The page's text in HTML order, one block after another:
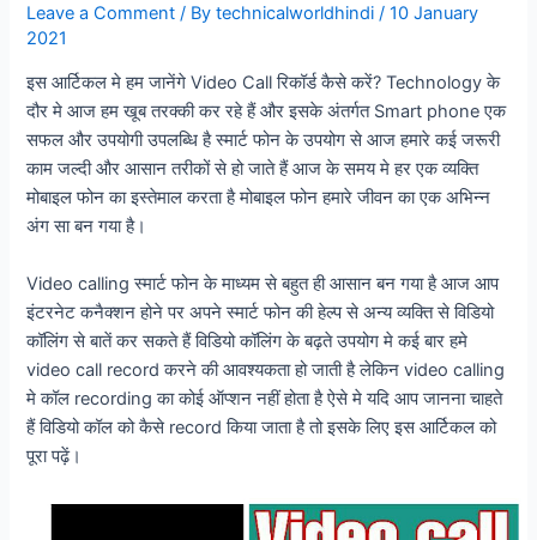
Leave a Comment / Bytechnicalworldhindi/10 January
2021
इस आर्टिकल मे हम जानेंगे Video Call रिकॉर्ड कैसे करें? Technology के
दौर मे आज हम खूब तरक्की कर रहे हैं और इसके अंतर्गत Smart phone एक
सफल और उपयोगी उपलब्धि है स्मार्ट फोन के उपयोग से आज हमारे कई जरूरी
काम जल्दी और आसान तरीकों से हो जाते हैं आज के समय मे हर एक व्यक्ति
मोबाइल फोन का इस्तेमाल करता है मोबाइल फोन हमारे जीवन का एक अभिन्न
अंग सा बन गया है।
Video calling स्मार्ट फोन के माध्यम से बहुत ही आसान बन गया है आज आप
इंटरनेट कनैक्शन होने पर अपने स्मार्ट फोन की हेल्प से अन्य व्यक्ति से विडियो
कॉलिंग से बातें कर सकते हैं विडियो कॉलिंग के बढ़ते उपयोग मे कई बार हमे
video call record करने की आवश्यकता हो जाती है लेकिन video calling
मे कॉल recording का कोई ऑप्शन नहीं होता है ऐसे मे यदि आप जानना चाहते
हैं विडियो कॉल को कैसे record किया जाता है तो इसके लिए इस आर्टिकल को
पूरा पढ़ें।